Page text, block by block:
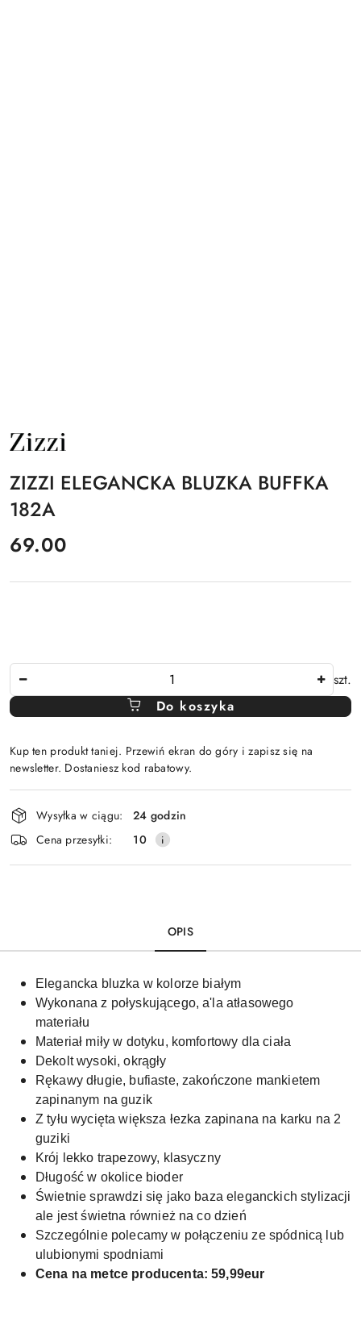
NAZWA
PRODUCENTA:
ZIZZI ELEGANCKA BLUZKA BUFFKA
182A
cena:
69.00
szt.
Do koszyka
Kup ten produkt taniej. Przewiń ekran do góry i zapisz się na
newsletter. Dostaniesz kod rabatowy.
Dostępność
i
dostawa
Wysyłka w ciągu:
24 godzin
Cena przesyłki:
10
OPIS
Elegancka bluzka w kolorze białym
Wykonana z połyskującego, a'la atłasowego
materiału
Materiał miły w dotyku, komfortowy dla ciała
Dekolt wysoki, okrągły
Rękawy długie, bufiaste, zakończone mankietem
zapinanym na guzik
Z tyłu wycięta większa łezka zapinana na karku na 2
guziki
Krój lekko trapezowy, klasyczny
Długość w okolice bioder
Świetnie sprawdzi się jako baza eleganckich stylizacji
ale jest świetna również na co dzień
Szczególnie polecamy w połączeniu ze spódnicą lub
ulubionymi spodniami
Cena na metce producenta: 59,99eur